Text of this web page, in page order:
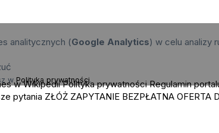
analitycznych (Google Analytics) w celu analizy
w Polityka prywatności.
w Wikipedii Polityka prywatności Regulamin
pytania ZŁÓŻ ZAPYTANIE BEZPŁATNA OFERTA